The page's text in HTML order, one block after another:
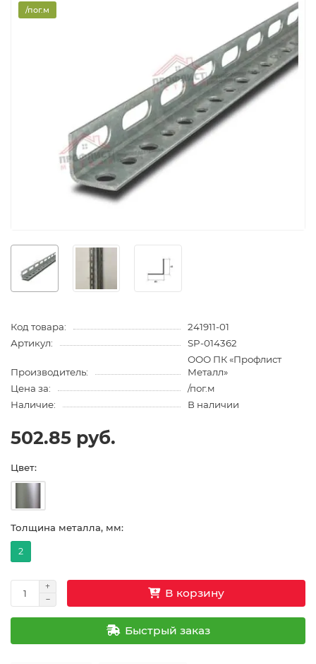
/пог.м
Код товара:
241911-01
Артикул:
SP-014362
Производитель:
ООО ПК «Профлист
Металл»
Цена за:
/пог.м
Наличие:
В наличии
502.85 руб.
Цвет:
Толщина металла, мм:
2
В корзину
Быстрый заказ